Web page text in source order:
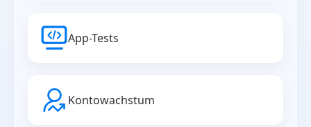
App-Tests
Kontowachstum